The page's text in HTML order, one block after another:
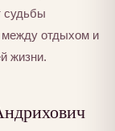
судьбы
отдыхом и
жизни.